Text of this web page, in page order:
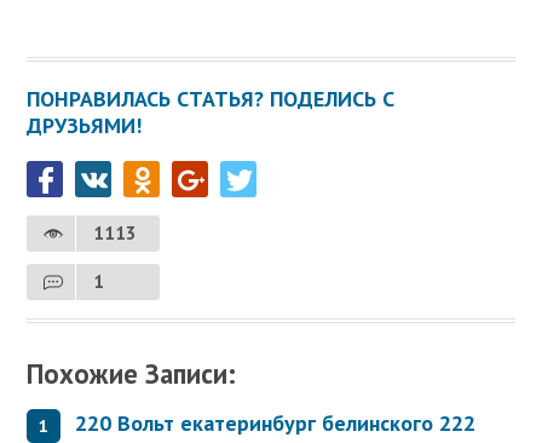
ПОНРАВИЛАСЬ СТАТЬЯ? ПОДЕЛИСЬ С
ДРУЗЬЯМИ!
1113
1
Похожие Записи:
220 Вольт екатеринбург белинского 222